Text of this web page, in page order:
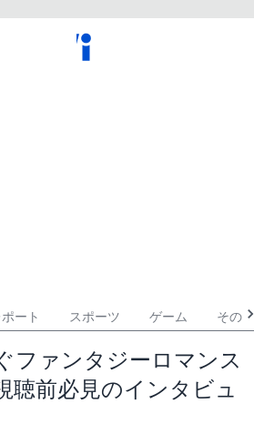
ポート スポーツ ゲーム その他
ファンタジーロマンス
聴前必見のインタビュ